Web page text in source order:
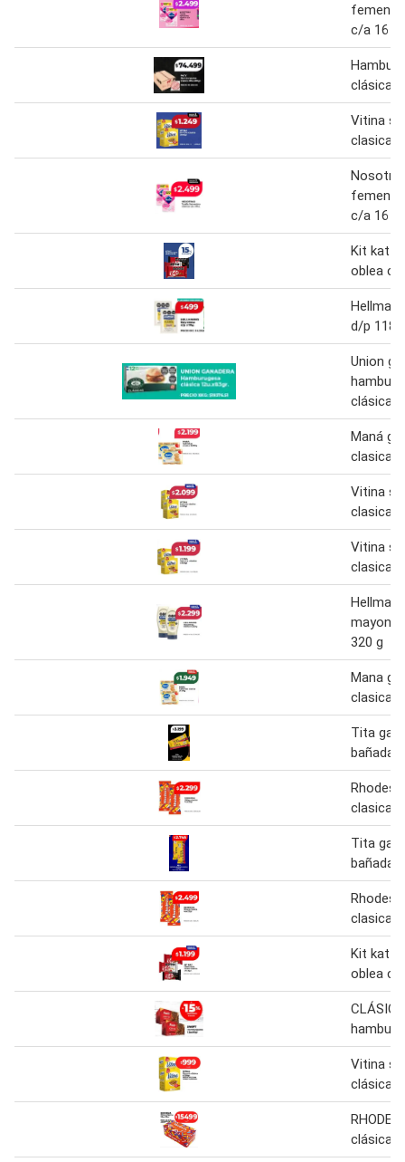
c/a 16 u
clásica
Vitina
clasica
c/a 16 u
Kit kat
oblea
d/p 118
Union
clásica
Maná
clasica
Vitina
clasica
Vitina
clasica
320 g
Mana
clasica
Tita
bañada
clasica
Tita
bañada
clasica
Kit kat
oblea
CLÁSICA
Vitina
clásica
clásica